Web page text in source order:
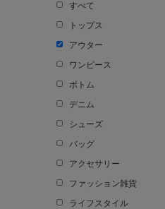
すべて
トップス
アウター
ワンピース
ボトム
デニム
シューズ
バッグ
アクセサリー
ファッション雑貨
ライフスタイル